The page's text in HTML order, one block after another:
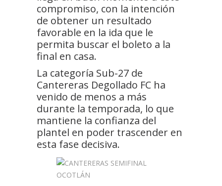
compromiso, con la intención
de obtener un resultado
favorable en la ida que le
permita buscar el boleto a la
final en casa.
La categoría Sub-27 de
Cantereras Degollado FC ha
venido de menos a más
durante la temporada, lo que
mantiene la confianza del
plantel en poder trascender en
esta fase decisiva.